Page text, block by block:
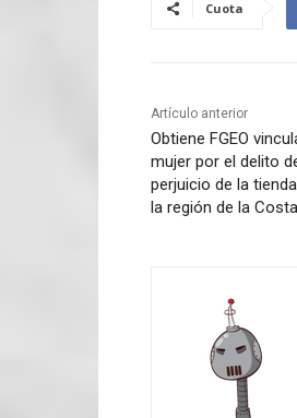
Cuota
Artículo anterior
Obtiene FGEO
mujer por el delito
perjuicio de la
la región de la Costa